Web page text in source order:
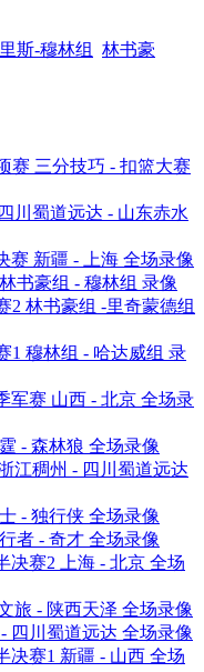
斯-穆林组
林书豪
赛 三分技巧 - 扣篮大赛
川蜀道远达 - 山东赤水
赛 新疆 - 上海 全场录像
书豪组 - 穆林组 录像
2 林书豪组 -里奇蒙德组
1 穆林组 - 哈达威组 录
军赛 山西 - 北京 全场录
- 森林狼 全场录像
江稠州 - 四川蜀道远达
- 独行侠 全场录像
者 - 奇才 全场录像
决赛2 上海 - 北京 全场
旅 - 陕西天泽 全场录像
四川蜀道远达 全场录像
决赛1 新疆 - 山西 全场